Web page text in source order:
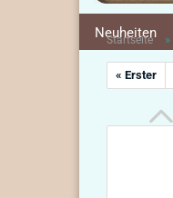
Neuheiten
Startseite »
« Erster